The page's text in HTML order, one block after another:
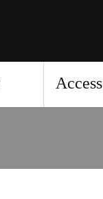
Access